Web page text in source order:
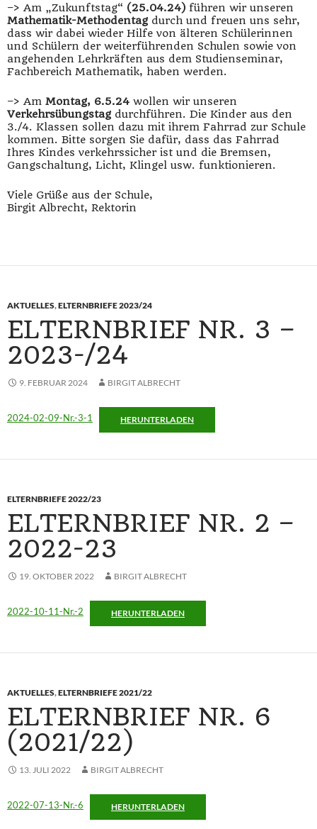
–> Am „Zukunftstag“ (25.04.24) führen wir unseren
Mathematik-Methodentag durch und freuen uns sehr,
dass wir dabei wieder Hilfe von älteren Schülerinnen
und Schülern der weiterführenden Schulen sowie von
angehenden Lehrkräften aus dem Studienseminar,
Fachbereich Mathematik, haben werden.
–> Am Montag, 6.5.24 wollen wir unseren
Verkehrsübungstag durchführen. Die Kinder aus den
3./4. Klassen sollen dazu mit ihrem Fahrrad zur Schule
kommen. Bitte sorgen Sie dafür, dass das Fahrrad
Ihres Kindes verkehrssicher ist und die Bremsen,
Gangschaltung, Licht, Klingel usw. funktionieren.
Viele Grüße aus der Schule,
Birgit Albrecht, Rektorin
AKTUELLES,ELTERNBRIEFE 2023/24
ELTERNBRIEF NR. 3 –
2023-/24
9. FEBRUAR 2024 BIRGIT ALBRECHT
2024-02-09-Nr.-3-1 HERUNTERLADEN
ELTERNBRIEFE 2022/23
ELTERNBRIEF NR. 2 –
2022-23
19. OKTOBER 2022 BIRGIT ALBRECHT
2022-10-11-Nr.-2 HERUNTERLADEN
AKTUELLES,ELTERNBRIEFE 2021/22
ELTERNBRIEF NR. 6
(2021/22)
13. JULI 2022 BIRGIT ALBRECHT
2022-07-13-Nr.-6 HERUNTERLADEN